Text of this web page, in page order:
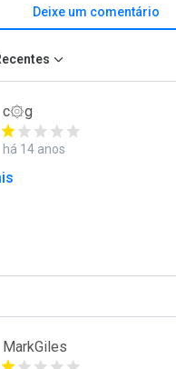
Deixe um comentário
c۞g
há 14 anos
MarkGiles